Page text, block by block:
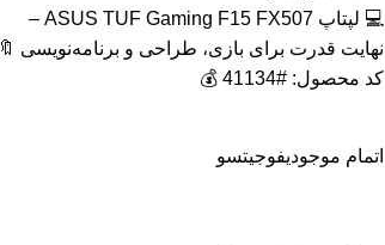
💻 لپتاپ ASUS TUF Gaming F15 FX507 –
نهایت قدرت برای بازی، طراحی و برنامه‌نویسی 🔖
کد محصول: #41134 💰
اتمام موجودیفوجیتسو